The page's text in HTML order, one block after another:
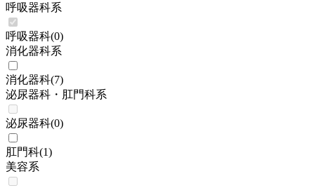
呼吸器科系
呼吸器科(0)
消化器科系
消化器科(7)
泌尿器科・肛門科系
泌尿器科(0)
肛門科(1)
美容系